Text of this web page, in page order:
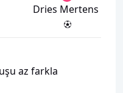
Dries Mertens
az farkla